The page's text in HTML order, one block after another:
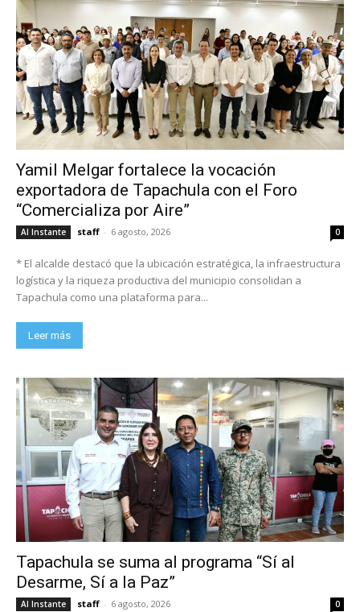
Yamil Melgar fortalece la vocación
exportadora de Tapachula con el Foro
“Comercializa por Aire”
Al Instante staff - 6 agosto, 2026 0
* El alcalde destacó que la ubicación estratégica, la infraestructura
logística y la riqueza productiva del municipio consolidan a
Tapachula como una plataforma para...
Leer más
Tapachula se suma al programa “Sí al
Desarme, Sí a la Paz”
Al Instante staff - 6 agosto, 2026 0